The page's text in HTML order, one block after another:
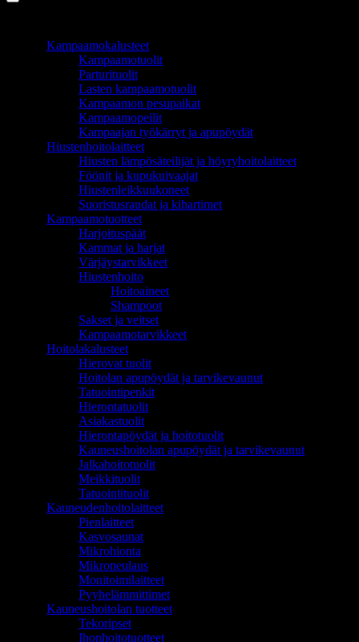
Kampaamokalusteet
Kampaamotuolit
Parturituolit
Lasten kampaamotuolit
Kampaamon pesupaikat
Kampaamopeilit
Kampaajan työkärryt ja apupöydät
Hiustenhoitolaitteet
Hiusten lämpösäteilijät ja höyryhoitolaitteet
Föönit ja kupukuivaajat
Hiustenleikkuukoneet
Suoristusraudat ja kihartimet
Kampaamotuotteet
Harjoituspäät
Kammat ja harjat
Värjäystarvikkeet
Hiustenhoito
Hoitoaineet
Shampoot
Sakset ja veitset
Kampaamotarvikkeet
Hoitolakalusteet
Hierovat tuolit
Hoitolan apupöydät ja tarvikevaunut
Tatuointipenkit
Hierontatuolit
Asiakastuolit
Hierontapöydät ja hoitotuolit
Kauneushoitolan apupöydät ja tarvikevaunut
Jalkahoitotuolit
Meikkituolit
Tatuointituolit
Kauneudenhoitolaitteet
Pienlaitteet
Kasvosaunat
Mikrohionta
Mikroneulaus
Monitoimilaitteet
Pyyhelämmittimet
Kauneushoitolan tuotteet
Tekoripset
Ihonhoitotuotteet